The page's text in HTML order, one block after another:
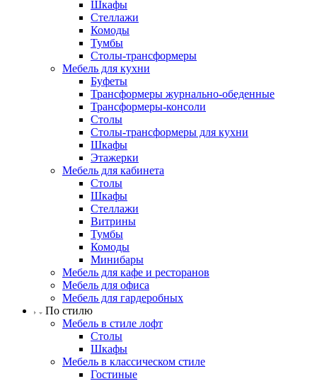
Шкафы
Стеллажи
Комоды
Тумбы
Столы-трансформеры
Мебель для кухни
Буфеты
Трансформеры журнально-обеденные
Трансформеры-консоли
Столы
Столы-трансформеры для кухни
Шкафы
Этажерки
Мебель для кабинета
Столы
Шкафы
Стеллажи
Витрины
Тумбы
Комоды
Минибары
Мебель для кафе и ресторанов
Мебель для офиса
Мебель для гардеробных
По стилю
Мебель в стиле лофт
Столы
Шкафы
Мебель в классическом стиле
Гостиные